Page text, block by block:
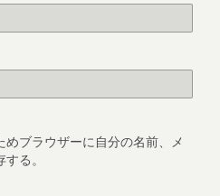
ブラウザーに自分の名前、メ
る。